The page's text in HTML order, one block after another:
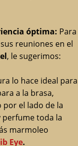
óptima: Para
reuniones en el
, le sugerimos:
lo hace ideal para
a la brasa,
el lado de la
perfume toda la
marmoleo
Eye.